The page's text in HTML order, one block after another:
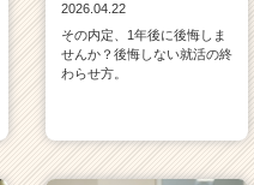
2026.04.22
その内定、1年後に後悔しま
せんか？後悔しない就活の終
わらせ方。